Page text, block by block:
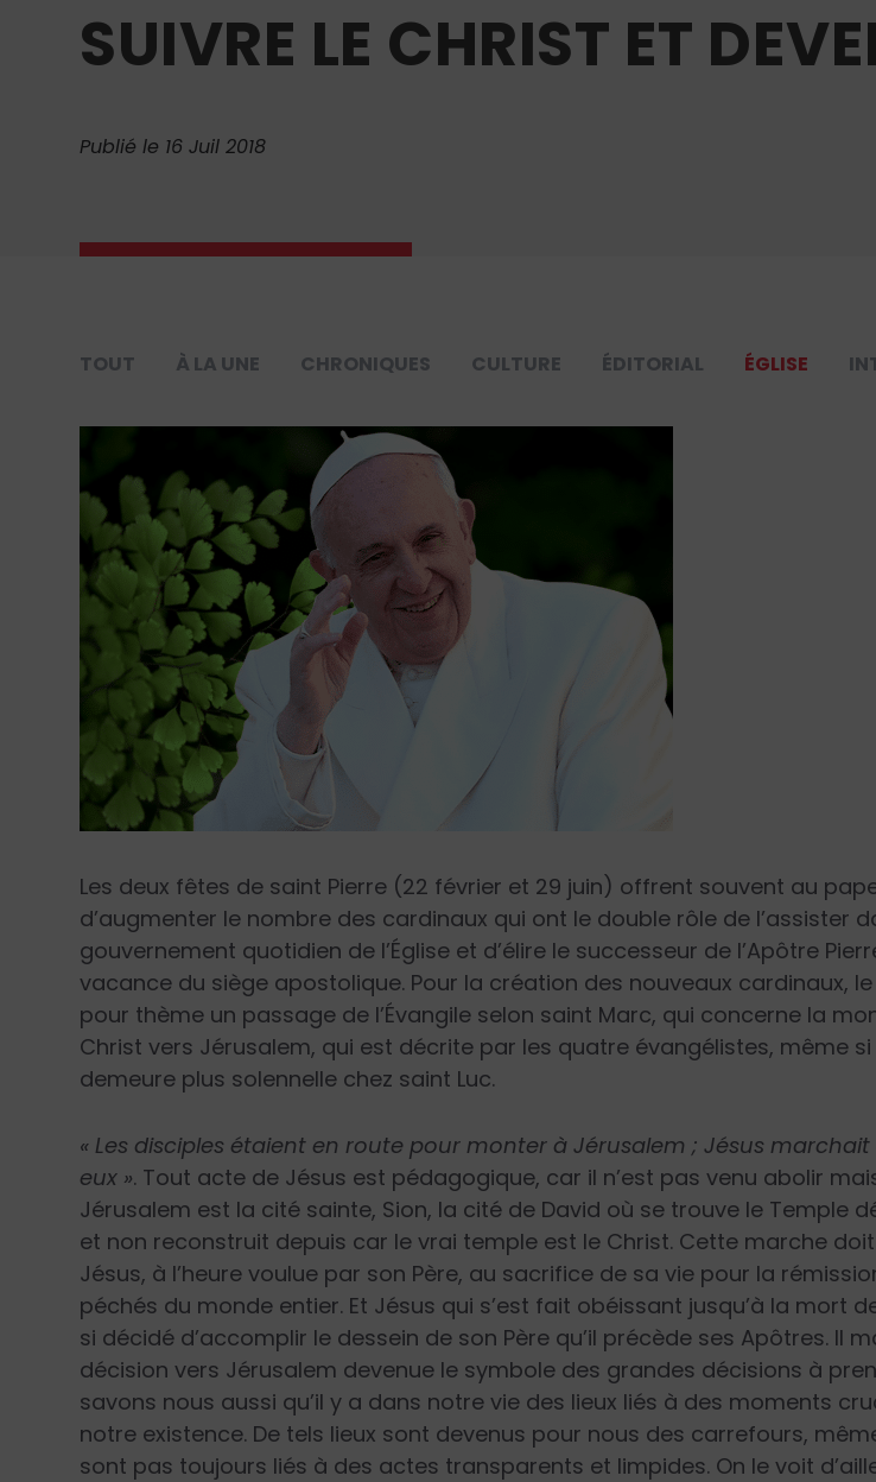
SUIVRE LE CHRIST ET
Publié le 16 Juil 2018
TOUT À LA UNE CHRONIQUES CULTURE ÉDITORIAL ÉGLISE
Les deux fêtes de saint Pierre (22 février et 29 juin) offrent souvent au
d’augmenter le nombre des cardinaux qui ont le double rôle de l’assister
gouvernement quotidien de l’Église et d’élire le successeur de l’Apôtre
vacance du siège apostolique. Pour la création des nouveaux cardinaux,
pour thème un passage de l’Évangile selon saint Marc, qui concerne la
Christ vers Jérusalem, qui est décrite par les quatre évangélistes, même si
demeure plus solennelle chez saint Luc.
« Les disciples étaient en route pour monter à Jérusalem ; Jésus
eux ». Tout acte de Jésus est pédagogique, car il n’est pas venu abolir
Jérusalem est la cité sainte, Sion, la cité de David où se trouve le Temple
et non reconstruit depuis car le vrai temple est le Christ. Cette marche
Jésus, à l’heure voulue par son Père, au sacrifice de sa vie pour la
péchés du monde entier. Et Jésus qui s’est fait obéissant jusqu’à la mort
si décidé d’accomplir le dessein de son Père qu’il précède ses Apôtres. Il
décision vers Jérusalem devenue le symbole des grandes décisions à
savons nous aussi qu’il y a dans notre vie des lieux liés à des moments
notre existence. De tels lieux sont devenus pour nous des carrefours,
sont pas toujours liés à des actes transparents et limpides. On le voit